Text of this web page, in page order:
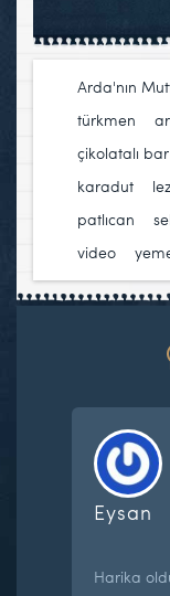
Arda'nın
türkmen
çikolatalı bar
karadut
patlıcan
video
Eysan
Harika